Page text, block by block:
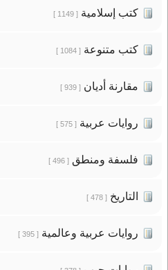
كتب إسلامية[ 1149 ]
كتب متنوعة[ 1084 ]
مقارنة أديان[ 939 ]
روايات عربية[ 575 ]
فلسفة ومنطق[ 496 ]
التاريخ[ 478 ]
روايات عربية وعالمية[ 395 ]